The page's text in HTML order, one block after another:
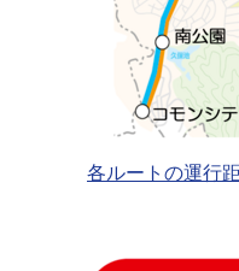
各ルートの運行